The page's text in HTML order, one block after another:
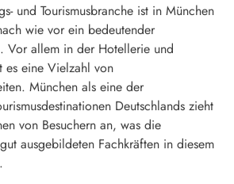
und Tourismusbranche ist in München
wie vor ein bedeutender
Vor allem in der Hotellerie und
es eine Vielzahl von
München als eine der
Deutschlands zieht
von Besuchern an, was die
ausgebildeten Fachkräften in diesem